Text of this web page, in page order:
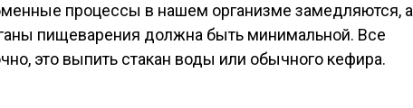
процессы в нашем организме замедляются, а
пищеварения должна быть минимальной. Все
это выпить стакан воды или обычного кефира.